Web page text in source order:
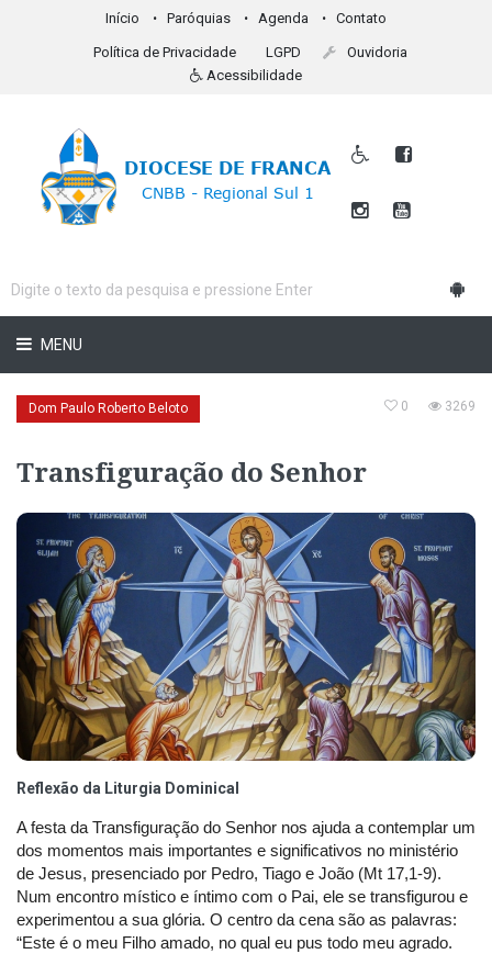
Início Paróquias Agenda Contato
Política de Privacidade LGPD
Ouvidoria
Acessibilidade
MENU
Dom Paulo Roberto Beloto 0 3269
Transfiguração do Senhor
Reflexão da Liturgia Dominical
A festa da Transfiguração do Senhor nos ajuda a contemplar um
dos momentos mais importantes e significativos no ministério
de Jesus, presenciado por Pedro, Tiago e João (Mt 17,1-9).
Num encontro místico e íntimo com o Pai, ele se transfigurou e
experimentou a sua glória. O centro da cena são as palavras:
“Este é o meu Filho amado, no qual eu pus todo meu agrado.